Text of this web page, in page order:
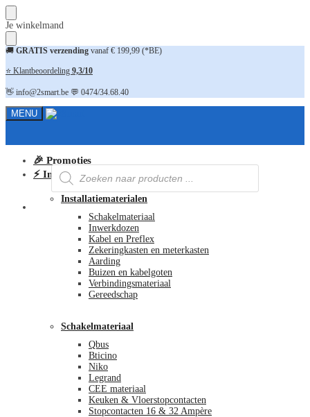
Skip
to
navigation
Skip
to
content
Je winkelmand
🚚 GRATIS verzending vanaf € 199,99 (*BE)
⭐ Klantbeoordeling 9,3/10
👋 info@2smart.be 💬 0474/34.68.40
MENU
Producten
zoeken
🎉 Promoties
⚡ Installatiematerialen
Installatiematerialen
Schakelmateriaal
Inwerkdozen
Kabel en Preflex
Zekeringkasten en meterkasten
Aarding
Buizen en kabelgoten
Verbindingsmateriaal
Gereedschap
Schakelmateriaal
Qbus
Bticino
Niko
Legrand
CEE materiaal
Keuken & Vloerstopcontacten
Stopcontacten 16 & 32 Ampère